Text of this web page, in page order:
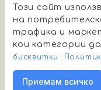
© 2025 Naturel
Поверителност
Този сайт
на
трафика и
кои категории
бисквитки ·
Приемам всичко